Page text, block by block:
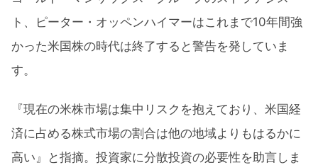
ト、ピーター・オッペンハイマーはこれまで10年間強
かった米国株の時代は終了すると警告を発していま
す。
『現在の米株市場は集中リスクを抱えており、米国経
済に占める株式市場の割合は他の地域よりもはるかに
高い』と指摘。投資家に分散投資の必要性を助言しま